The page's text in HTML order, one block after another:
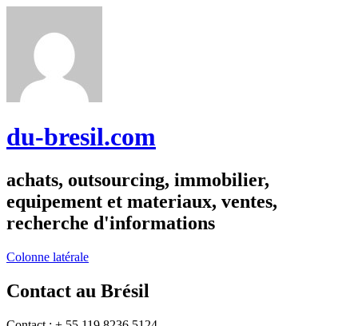
du-bresil.com
achats, outsourcing, immobilier,
equipement et materiaux, ventes,
recherche d'informations
Colonne latérale
Contact au Brésil